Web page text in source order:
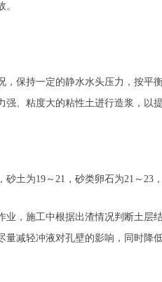
持一定的静水水头压力，按平
、粘度大的粘性土进行造浆，以
为19～21，砂类卵石为21～23，
施工中根据出渣情况判断土层
减轻冲液对孔壁的影响，同时降